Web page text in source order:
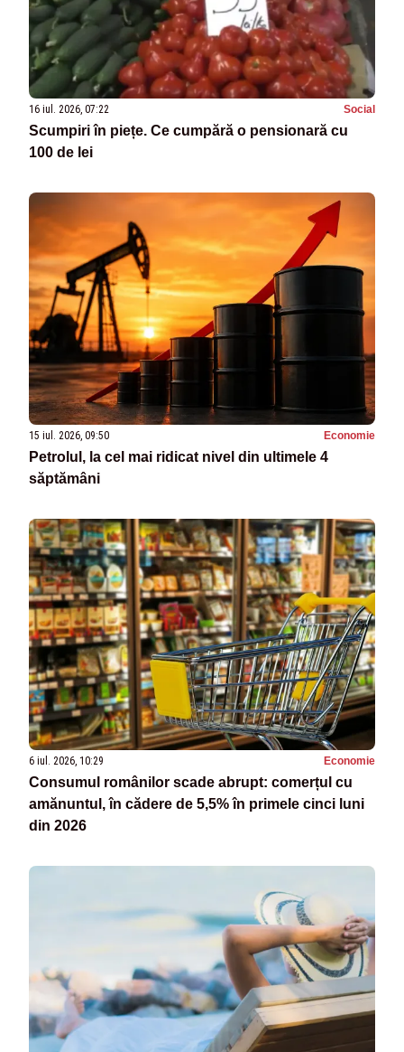
16 iul. 2026, 07:22 Social
Scumpiri în piețe. Ce cumpără o pensionară cu
100 de lei
15 iul. 2026, 09:50 Economie
Petrolul, la cel mai ridicat nivel din ultimele 4
săptămâni
6 iul. 2026, 10:29 Economie
Consumul românilor scade abrupt: comerțul cu
amănuntul, în cădere de 5,5% în primele cinci luni
din 2026